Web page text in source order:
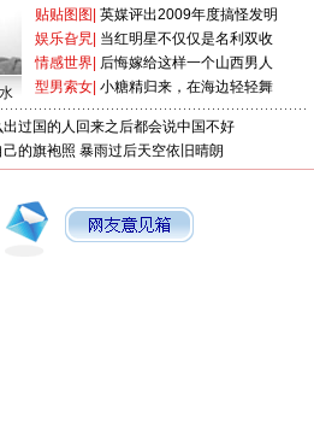
贴贴图图 英媒评出2009年度搞怪发明
娱乐旮旯 当红明星不仅仅是名利双收
情感世界 后悔嫁给这样一个山西男人
型男索女 小糖精归来，在海边轻轻舞
出过国的人回来之后都会说中国不好
的旗袍照 暴雨过后天空依旧晴朗